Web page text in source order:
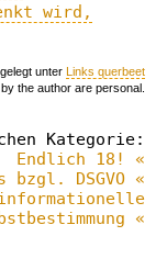
wird,
unter Links querbeet
the author are personal.
Kategorie:
Endlich 18! «
bzgl. DSGVO «
«